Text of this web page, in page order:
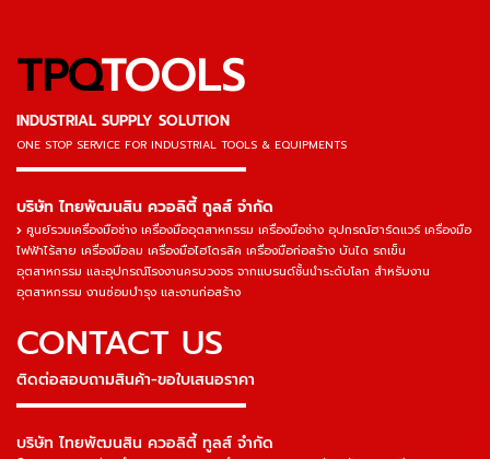
TPQTOOLS
INDUSTRIAL SUPPLY SOLUTION
ONE STOP SERVICE FOR INDUSTRIAL TOOLS & EQUIPMENTS
▬▬▬▬▬▬▬▬▬▬▬▬▬▬▬
บริษัท ไทยพัฒนสิน ควอลิตี้ ทูลส์ จำกัด
ศูนย์รวมเครื่องมือช่าง เครื่องมืออุตสาหกรรม เครื่องมือช่าง อุปกรณ์ฮาร์ดแวร์ เครื่องมือ
ไฟฟ้าไร้สาย เครื่องมือลม เครื่องมือไฮโดรลิค เครื่องมือก่อสร้าง บันได รถเข็น
อุตสาหกรรม และอุปกรณ์โรงงานครบวงจร จากแบรนด์ชั้นนำระดับโลก สำหรับงาน
อุตสาหกรรม งานซ่อมบำรุง และงานก่อสร้าง
CONTACT US
ติดต่อสอบถามสินค้า-ขอใบเสนอราคา
▬▬▬▬▬▬▬▬▬▬▬▬▬▬▬
บริษัท ไทยพัฒนสิน ควอลิตี้ ทูลส์ จำกัด